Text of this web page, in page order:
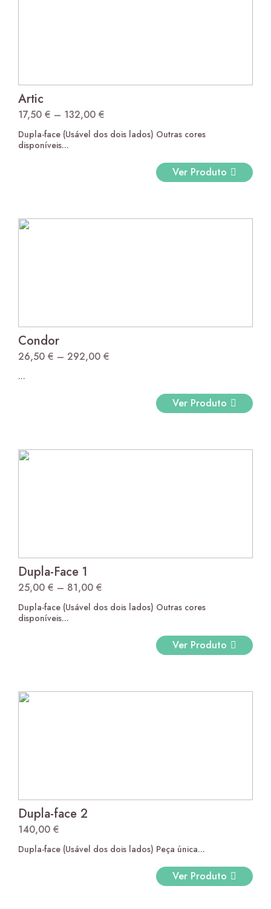
Artic
17,50 € – 132,00 €
range:
Dupla-face (Usável dos dois lados) Outras cores
disponíveis...
Ver Produto
Condor
26,50 € – 292,00 €
...
Ver Produto
Dupla-Face 1
25,00 € – 81,00 €
range:
Dupla-face (Usável dos dois lados) Outras cores
disponíveis...
Ver Produto
Dupla-face 2
140,00 €
Dupla-face (Usável dos dois lados) Peça única...
Ver Produto